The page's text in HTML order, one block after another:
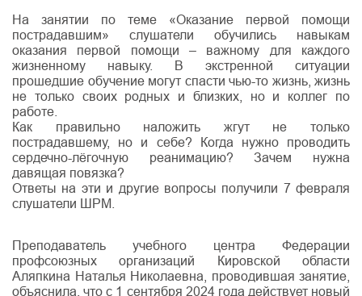
На занятии по теме «Оказание первой помощи
пострадавшим» слушатели обучились навыкам
оказания первой помощи ‒ важному для каждого
жизненному навыку. В экстренной ситуации
прошедшие обучение могут спасти чью-то жизнь, жизнь
не только своих родных и близких, но и коллег по
работе.
Как правильно наложить жгут не только
пострадавшему, но и себе? Когда нужно проводить
сердечно-лёгочную реанимацию? Зачем нужна
давящая повязка?
Ответы на эти и другие вопросы получили 7 февраля
слушатели ШРМ.
Преподаватель учебного центра Федерации
профсоюзных организаций Кировской области
Аляпкина Наталья Николаевна, проводившая занятие,
объяснила, что с 1 сентября 2024 года действует новый